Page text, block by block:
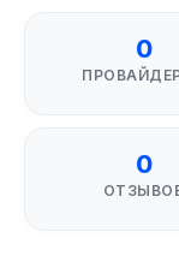
0
0